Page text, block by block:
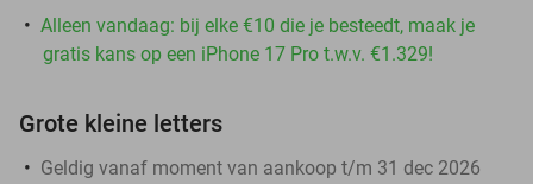
Alleen vandaag: bij elke €10 die je besteedt, maak je
gratis kans op een iPhone 17 Pro t.w.v. €1.329!
Grote kleine letters
Geldig vanaf moment van aankoop t/m 31 dec 2026